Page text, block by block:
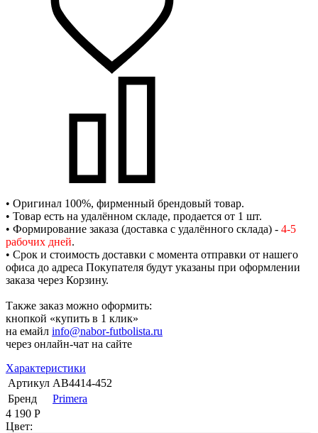
• Оригинал 100%, фирменный брендовый товар.
• Товар есть на удалённом складе, продается от 1 шт.
• Формирование заказа (доставка с удалённого склада) - 4-5
рабочих дней.
• Срок и стоимость доставки с момента отправки от нашего
офиса до адреса Покупателя будут указаны при оформлении
заказа через Корзину.
Также заказ можно оформить:
кнопкой «купить в 1 клик»
на емайл info@nabor-futbolista.ru
через онлайн-чат на сайте
Характеристики
Артикул AB4414-452
Бренд
Primera
4 190 Р
Цвет: